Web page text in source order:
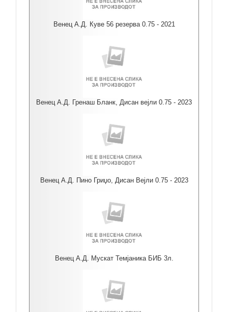
Венец А.Д. Куве 56 резерва 0.75 - 2021
Венец А.Д. Гренаш Бланк, Дисан вејли 0.75 - 2023
Венец А.Д. Пино Гриџо, Дисан Вејли 0.75 - 2023
Венец А.Д. Мускат Темјаника БИБ 3л.